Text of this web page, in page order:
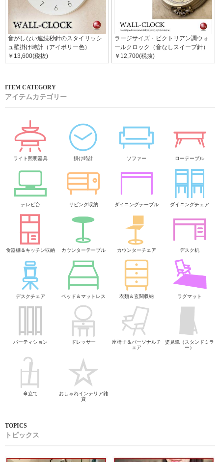
音がしない連続秒針のスタイリッシ
ュ壁掛け時計（アイボリー色）
￥13,600(税抜)
ラージサイズ・ビクトリアン調ウォ
ールクロック（音なしスイープ針）
￥12,700(税抜)
アイテムカテゴリー
ライト照明器具 掛け時計 ソファー ローテーブル
テレビ台 リビング収納 ダイニングテーブル ダイニングチェア
食器棚＆キッチン収納 カウンターテーブル カウンターチェア デスク机
デスクチェア ベッド＆マットレス 衣類＆玄関収納 ラグマット
パーティション ドレッサー
座椅子＆パーソナルチ
ェア
姿見鏡（スタンドミラ
ー）
傘立て
おしゃれインテリア雑
貨
トピックス